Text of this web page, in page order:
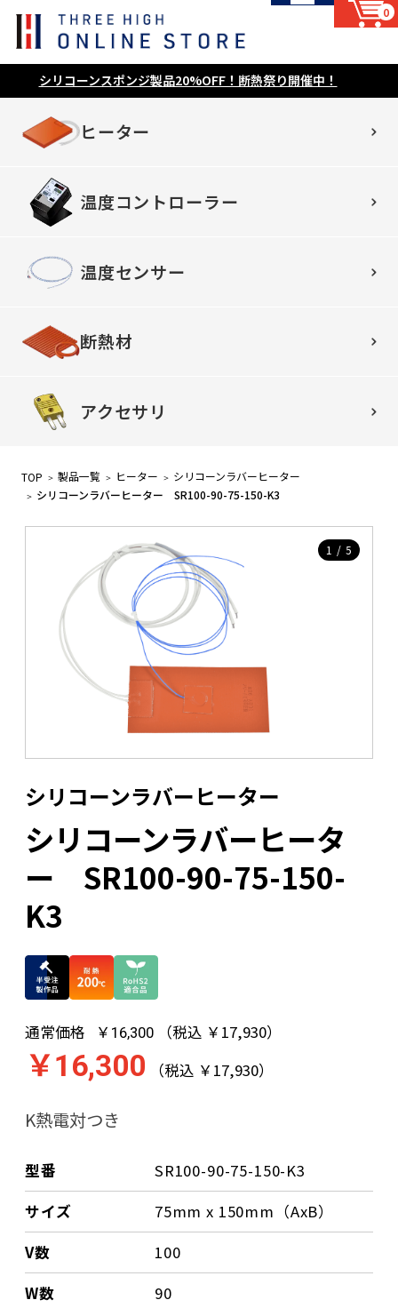
0
シリコーンスポンジ製品20%OFF！断熱祭り開催中！
ヒーター
温度コントローラー
温度センサー
断熱材
アクセサリ
TOP 製品一覧 ヒーター
シリコーンラバーヒーター
シリコーンラバーヒーター SR100-90-75-150-K3
1 / 5
シリコーンラバーヒーター
シリコーンラバーヒータ
ー SR100-90-75-150-
K3
通常価格 ￥16,300 （税込 ￥17,930）
￥16,300 （税込 ￥17,930）
K熱電対つき
型番
SR100-90-75-150-K3
サイズ
75mm x 150mm（AxB）
V数
100
W数
90